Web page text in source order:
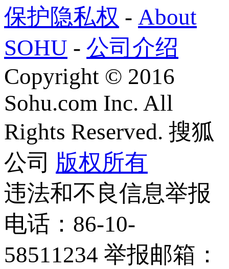
保护隐私权 - About
SOHU - 公司介绍
Copyright © 2016
Sohu.com Inc. All
Rights Reserved. 搜狐
公司 版权所有
违法和不良信息举报
电话：86-10-
58511234 举报邮箱：